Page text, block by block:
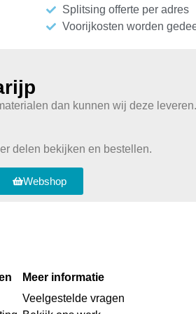
Splitsing offerte per adres
Voorijkosten worden
dan kunnen wij deze
delen bekijken en bestellen.
Webshop
Meer informatie
Veelgestelde vragen